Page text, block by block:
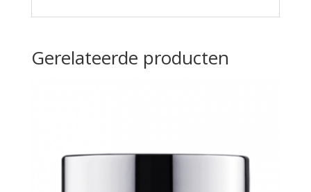
Gerelateerde producten